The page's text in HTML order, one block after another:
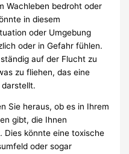
Wachleben bedroht oder
in diesem
oder Umgebung
oder in Gefahr fühlen.
auf der Flucht zu
zu fliehen, das eine
darstellt.
Sie heraus, ob es in Ihrem
gibt, die Ihnen
Dies könnte eine toxische
oder sogar